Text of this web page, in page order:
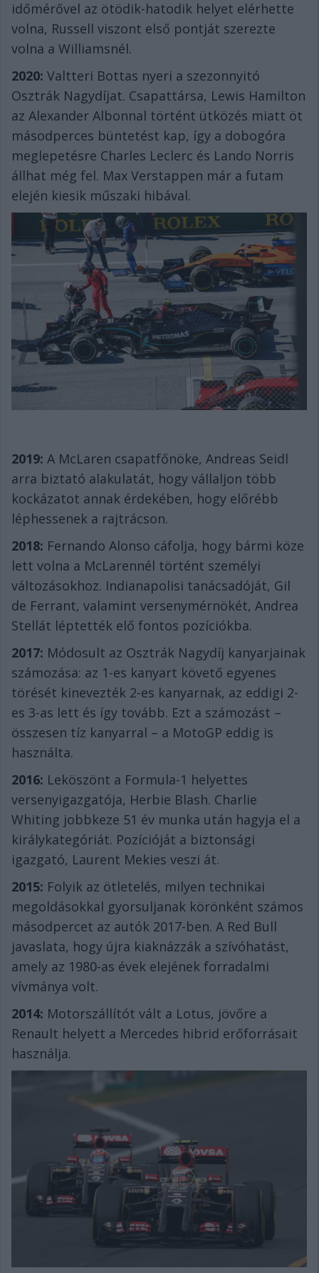
időmérővel az ötödik-hatodik helyet elérhette
volna, Russell viszont első pontját szerezte
volna a Williamsnél.
2020: Valtteri Bottas nyeri a szezonnyitó
Osztrák Nagydíjat. Csapattársa, Lewis Hamilton
az Alexander Albonnal történt ütközés miatt öt
másodperces büntetést kap, így a dobogóra
meglepetésre Charles Leclerc és Lando Norris
állhat még fel. Max Verstappen már a futam
elején kiesik műszaki hibával.
2019: A McLaren csapatfőnöke, Andreas Seidl
arra biztató alakulatát, hogy vállaljon több
kockázatot annak érdekében, hogy előrébb
léphessenek a rajtrácson.
2018: Fernando Alonso cáfolja, hogy bármi köze
lett volna a McLarennél történt személyi
változásokhoz. Indianapolisi tanácsadóját, Gil
de Ferrant, valamint versenymérnökét, Andrea
Stellát léptették elő fontos pozíciókba.
2017: Módosult az Osztrák Nagydíj kanyarjainak
számozása: az 1-es kanyart követő egyenes
törését kinevezték 2-es kanyarnak, az eddigi 2-
es 3-as lett és így tovább. Ezt a számozást –
összesen tíz kanyarral – a MotoGP eddig is
használta.
2016: Leköszönt a Formula-1 helyettes
versenyigazgatója, Herbie Blash. Charlie
Whiting jobbkeze 51 év munka után hagyja el a
királykategóriát. Pozícióját a biztonsági
igazgató, Laurent Mekies veszi át.
2015: Folyik az ötletelés, milyen technikai
megoldásokkal gyorsuljanak körönként számos
másodpercet az autók 2017-ben. A Red Bull
javaslata, hogy újra kiaknázzák a szívóhatást,
amely az 1980-as évek elejének forradalmi
vívmánya volt.
2014: Motorszállítót vált a Lotus, jövőre a
Renault helyett a Mercedes hibrid erőforrásait
használja.